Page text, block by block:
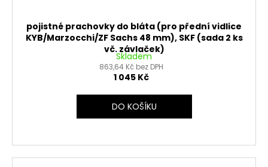
pojistné prachovky do bláta (pro přední vidlice
KYB/Marzocchi/ZF Sachs 48 mm), SKF (sada 2 ks
vč. závlaček)
Skladem
863,64 Kč bez DPH
1 045 Kč
DO KOŠÍKU